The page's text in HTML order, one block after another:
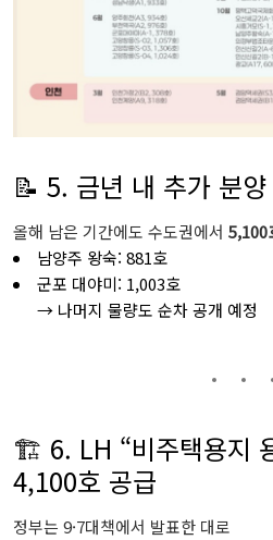
📝 5. 금년 내 추가 분
올해 남은 기간에도 수도권에서 5,100
남양주 왕숙: 881호
군포 대야미: 1,003호
→ 나머지 물량도 순차 공개 예정
🏗️ 6. LH “비주택용지
4,100호 공급
정부는 9·7대책에서 발표한 대로